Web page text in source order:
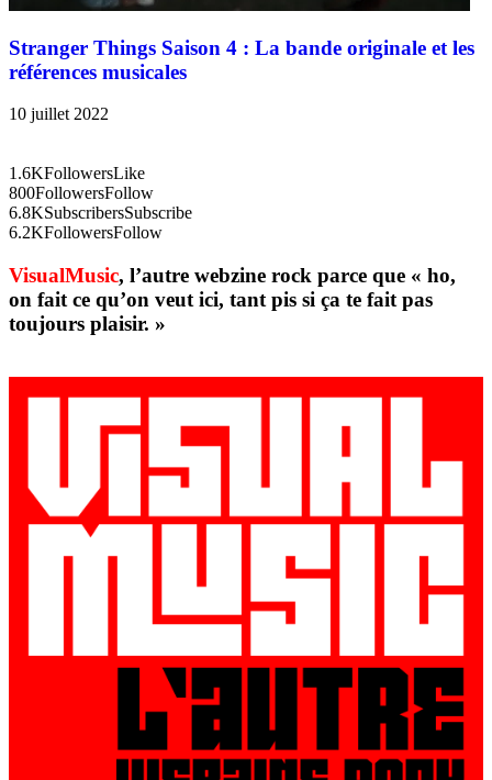
Stranger Things Saison 4 : La bande originale et les
références musicales
10 juillet 2022
1.6KFollowersLike
800FollowersFollow
6.8KSubscribersSubscribe
6.2KFollowersFollow
VisualMusic, l’autre webzine rock parce que « ho,
on fait ce qu’on veut ici, tant pis si ça te fait pas
toujours plaisir. »